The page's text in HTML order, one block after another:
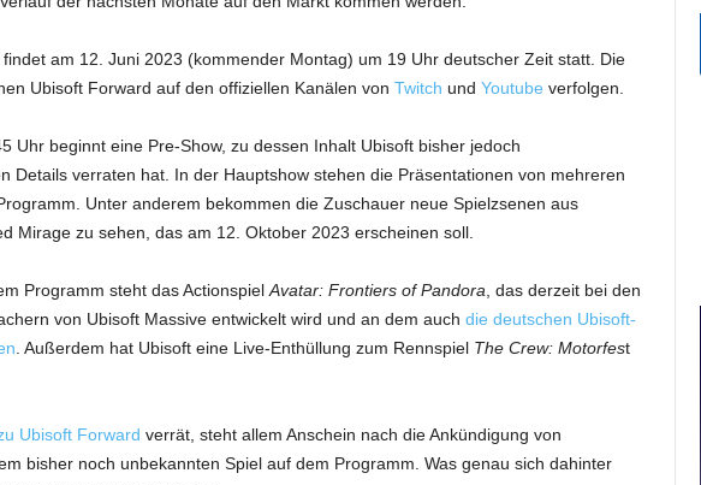
am 12. Juni 2023 (kommender Montag) um 19 Uhr deutscher Zeit statt. Die
Ubisoft Forward auf den offiziellen Kanälen von Twitch und Youtube verfolgen.
Uhr beginnt eine Pre-Show, zu dessen Inhalt Ubisoft bisher jedoch
Details verraten hat. In der Hauptshow stehen die Präsentationen von mehreren
Unter anderem bekommen die Zuschauer neue Spielzsenen aus
Mirage zu sehen, das am 12. Oktober 2023 erscheinen soll.
Programm steht das Actionspiel Avatar: Frontiers of Pandora , das derzeit bei den
von Ubisoft Massive entwickelt wird und an dem auch die deutschen Ubisoft-
. Außerdem hat Ubisoft eine Live-Enthüllung zum Rennspiel The Crew: Motorfest
Ubisoft Forward verrät, steht allem Anschein nach die Ankündigung von
bisher noch unbekannten Spiel auf dem Programm. Was genau sich dahinter